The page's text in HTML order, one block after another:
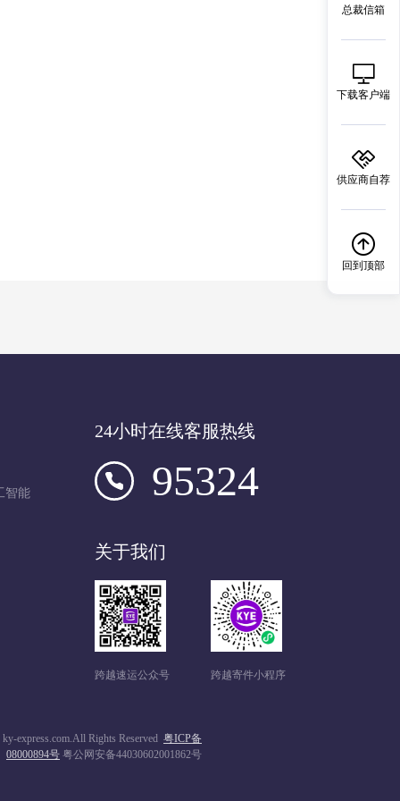
智能
24小时在线客服热线
95324
关于我们
跨越速运公众号 跨越寄件小程序
express.com.All Rights Reserved 粤ICP备
08000894号 粤公网安备44030602001862号
总裁信箱
下载客户端
供应商自荐
回到顶部